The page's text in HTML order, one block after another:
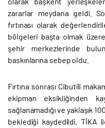
zararlar meydana geldi.
fırtınası olarak
bölgeleri başta olmak
şehir merkezlerinde
baskınlarına sebep oldu.
Fırtına sonrası Cibutili
ekipman eksikliğinden
sağlanamadığı ve yaklaşık
beklediği kaydedildi. TİKA